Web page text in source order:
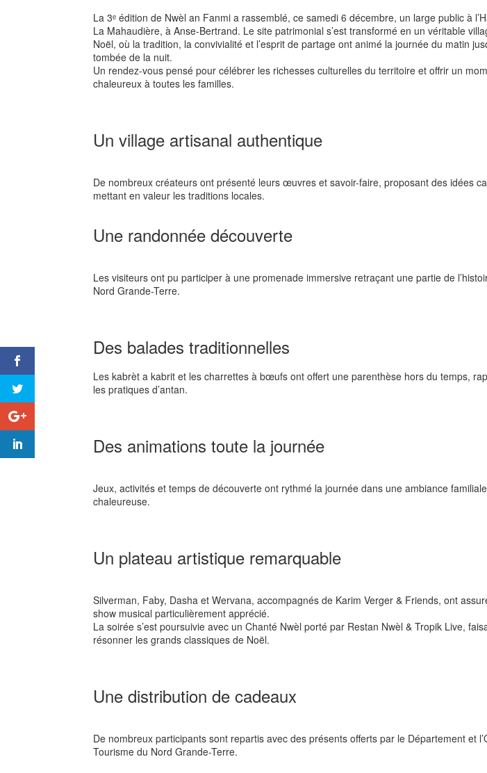
La 3ᵉ édition de Nwèl an Fanmi a rassemblé, ce samedi 6 décembre, un large public à
La Mahaudière, à Anse-Bertrand. Le site patrimonial s’est transformé en un véritable
Noël, où la tradition, la convivialité et l’esprit de partage ont animé la journée du matin
tombée de la nuit.
Un rendez-vous pensé pour célébrer les richesses culturelles du territoire et offrir un
chaleureux à toutes les familles.
Un village artisanal authentique
De nombreux créateurs ont présenté leurs œuvres et savoir-faire, proposant des idées
mettant en valeur les traditions locales.
Une randonnée découverte
Les visiteurs ont pu participer à une promenade immersive retraçant une partie de
Nord Grande-Terre.
Des balades traditionnelles
Les kabrèt a kabrit et les charrettes à bœufs ont offert une parenthèse hors du temps,
les pratiques d’antan.
Des animations toute la journée
Jeux, activités et temps de découverte ont rythmé la journée dans une ambiance
chaleureuse.
Un plateau artistique remarquable
Silverman, Faby, Dasha et Wervana, accompagnés de Karim Verger & Friends, ont
show musical particulièrement apprécié.
La soirée s’est poursuivie avec un Chanté Nwèl porté par Restan Nwèl & Tropik Live,
résonner les grands classiques de Noël.
Une distribution de cadeaux
De nombreux participants sont repartis avec des présents offerts par le Département et
Tourisme du Nord Grande-Terre.